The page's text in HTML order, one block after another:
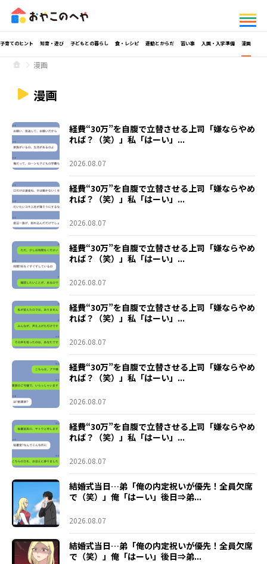
子育てのヒント 知育・遊び 子どもとの暮らし 食・レシピ 運動とからだ 習い事 入園・入学準備 漫画
漫画
漫画
経費“30万”を自腹で立替させる上司「嫌ならやめ
れば？（笑）」私「はーい」...
2026.08.07
経費“30万”を自腹で立替させる上司「嫌ならやめ
れば？（笑）」私「はーい」...
2026.08.07
経費“30万”を自腹で立替させる上司「嫌ならやめ
れば？（笑）」私「はーい」...
2026.08.07
経費“30万”を自腹で立替させる上司「嫌ならやめ
れば？（笑）」私「はーい」...
2026.08.07
経費“30万”を自腹で立替させる上司「嫌ならやめ
れば？（笑）」私「はーい」...
2026.08.07
経費“30万”を自腹で立替させる上司「嫌ならやめ
れば？（笑）」私「はーい」...
2026.08.07
結婚式当日…弟「俺の内定祝いが優先！全員欠席
で（笑）」俺「はーい」後日⇒弟...
2026.08.07
結婚式当日…弟「俺の内定祝いが優先！全員欠席
で（笑）」俺「はーい」後日⇒弟...